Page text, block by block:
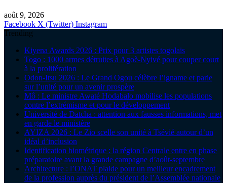
août 9, 2026
Facebook X (Twitter) Instagram
Trending
Kiyena Awards 2026 : Prix pour 3 artistes togolais
Togo : 1000 armes détruites à Agoè-Nyivé pour couper court
à la prolifération
Odon-Itsu 2026 : Le Grand Ogou célèbre l’igname et parie
sur l’unité pour un avenir prospère
Mô : Le ministre Awaté Hodabalo mobilise les populations
contre l’extrémisme et pour le développement
Université de Datcha : attention aux fausses informations, met
en garde le ministère
AYIZA 2026 : Le Zio scelle son unité à Tsévié autour d’un
idéal d’inclusion
Identification biométrique : la région Centrale entre en phase
préparatoire avant la grande campagne d’août-septembre
Architecture : l’ONAT plaide pour un meilleur encadrement
de la profession auprès du président de l’Assemblée nationale